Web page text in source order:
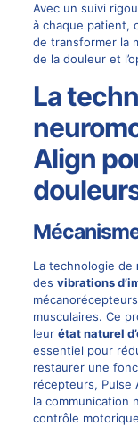
Avec un suivi
à chaque patient,
de transformer la
de la douleur et
La
Align
La technologie de
des vibrations
musculaires. Ce
leur état naturel
essentiel pour
restaurer une
récepteurs, Pulse
la communication
contrôle